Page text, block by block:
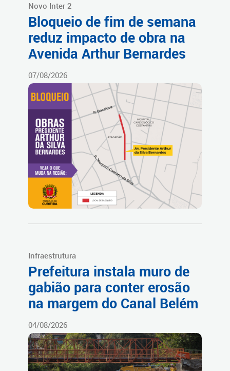
Novo Inter 2
Bloqueio de fim de semana
reduz impacto de obra na
Avenida Arthur Bernardes
07/08/2026
Infraestrutura
Prefeitura instala muro de
gabião para conter erosão
na margem do Canal Belém
04/08/2026